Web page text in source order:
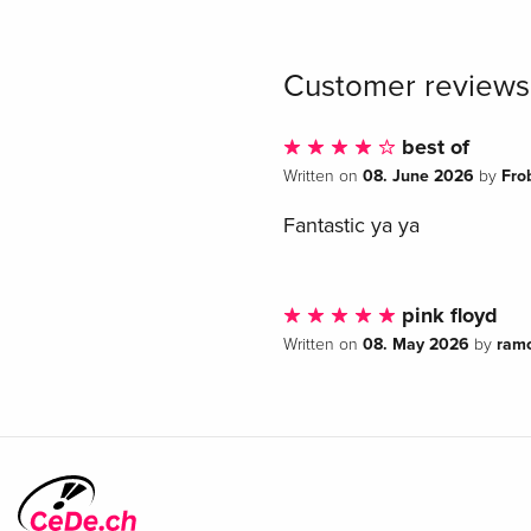
Customer reviews
best of
Written on 08. June 2026 by
Fantastic ya ya
pink floyd
Written on 08. May 2026 by